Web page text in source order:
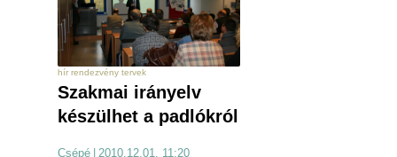
hír rendezvény tervek
Szakmai irányelv
készülhet a padlókról
Csépé 2010.12.01. 11:20